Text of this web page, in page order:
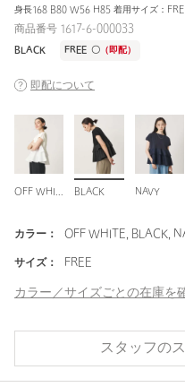
身長168 B80 W56 H85 着用サイズ：
商品番号 1617-6-000033
BLACK FREE 〇（即配）
即配について
BLACK NAVY
カラー： OFF WHITE, BLACK,
サイズ： FREE
カラー／サイズごとの在庫を
スタッフの